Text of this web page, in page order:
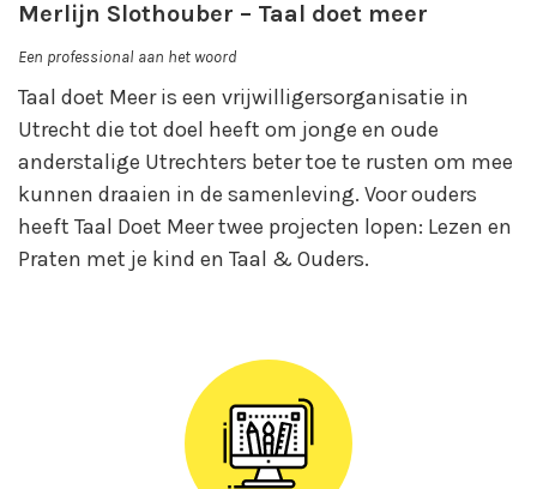
Merlijn Slothouber – Taal doet meer
Een professional aan het woord
Taal doet Meer is een vrijwilligersorganisatie in
Utrecht die tot doel heeft om jonge en oude
anderstalige Utrechters beter toe te rusten om mee
kunnen draaien in de samenleving. Voor ouders
heeft Taal Doet Meer twee projecten lopen: Lezen en
Praten met je kind en Taal & Ouders.